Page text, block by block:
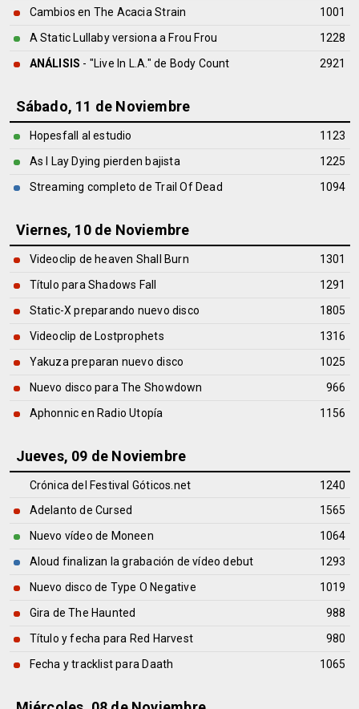
Cambios en The Acacia Strain
1001
A Static Lullaby versiona a Frou Frou
1228
ANÁLISIS - "Live In L.A." de Body Count 2921
Sábado, 11 de Noviembre
Hopesfall al estudio
1123
As I Lay Dying pierden bajista
1225
Streaming completo de Trail Of Dead
1094
Viernes, 10 de Noviembre
Videoclip de heaven Shall Burn
1301
Título para Shadows Fall
1291
Static-X preparando nuevo disco
1805
Videoclip de Lostprophets
1316
Yakuza preparan nuevo disco
1025
Nuevo disco para The Showdown
966
Aphonnic en Radio Utopía
1156
Jueves, 09 de Noviembre
Crónica del Festival Góticos.net
1240
Adelanto de Cursed
1565
Nuevo vídeo de Moneen
1064
Aloud finalizan la grabación de vídeo debut
1293
Nuevo disco de Type O Negative
1019
Gira de The Haunted
988
Título y fecha para Red Harvest
980
Fecha y tracklist para Daath
1065